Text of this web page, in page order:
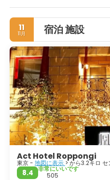
銀座の有名なショッピングエリ
場、歴史的な東京駅があります
寺、仲見世商店街、ゴールデン
あります。近くにはアメ横市場
統的な贈り物を買い、素晴らし
です。渋谷にある明治神宮も魅
ユニークな街、にぎやかなショ
イフ、歴史的名所、静かな公園
す。
11
11月 宿泊 施設
Act Hotel Roppongi
東京 - 地図に表示 > から3.2キロ セ
8.4
非常にいいです
505